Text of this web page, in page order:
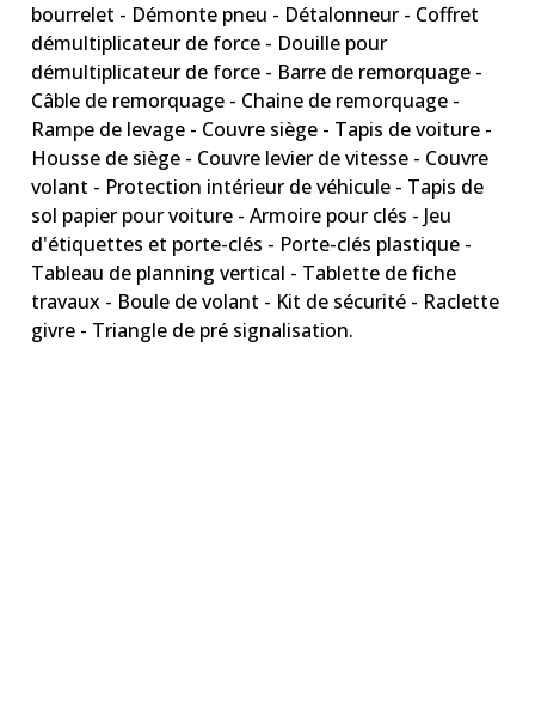
bourrelet - Démonte pneu - Détalonneur - Coffret
démultiplicateur de force - Douille pour
démultiplicateur de force - Barre de remorquage -
Câble de remorquage - Chaine de remorquage -
Rampe de levage - Couvre siège - Tapis de voiture -
Housse de siège - Couvre levier de vitesse - Couvre
volant - Protection intérieur de véhicule - Tapis de
sol papier pour voiture - Armoire pour clés - Jeu
d'étiquettes et porte-clés - Porte-clés plastique -
Tableau de planning vertical - Tablette de fiche
travaux - Boule de volant - Kit de sécurité - Raclette
givre - Triangle de pré signalisation.